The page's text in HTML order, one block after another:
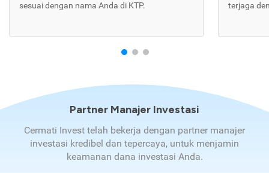
sesuai dengan nama Anda di KTP.
terjaga
Partner Manajer Investasi
Cermati Invest telah bekerja dengan partner manajer
investasi kredibel dan tepercaya, untuk menjamin
keamanan dana investasi Anda.